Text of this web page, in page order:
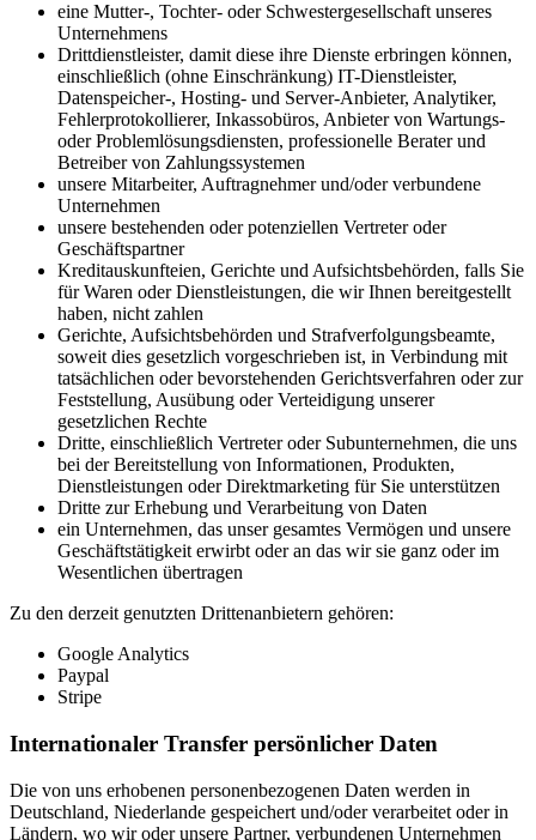
eine Mutter-, Tochter- oder Schwestergesellschaft unseres
Unternehmens
Drittdienstleister, damit diese ihre Dienste erbringen können,
einschließlich (ohne Einschränkung) IT-Dienstleister,
Datenspeicher-, Hosting- und Server-Anbieter, Analytiker,
Fehlerprotokollierer, Inkassobüros, Anbieter von Wartungs-
oder Problemlösungsdiensten, professionelle Berater und
Betreiber von Zahlungssystemen
unsere Mitarbeiter, Auftragnehmer und/oder verbundene
Unternehmen
unsere bestehenden oder potenziellen Vertreter oder
Geschäftspartner
Kreditauskunfteien, Gerichte und Aufsichtsbehörden, falls Sie
für Waren oder Dienstleistungen, die wir Ihnen bereitgestellt
haben, nicht zahlen
Gerichte, Aufsichtsbehörden und Strafverfolgungsbeamte,
soweit dies gesetzlich vorgeschrieben ist, in Verbindung mit
tatsächlichen oder bevorstehenden Gerichtsverfahren oder zur
Feststellung, Ausübung oder Verteidigung unserer
gesetzlichen Rechte
Dritte, einschließlich Vertreter oder Subunternehmen, die uns
bei der Bereitstellung von Informationen, Produkten,
Dienstleistungen oder Direktmarketing für Sie unterstützen
Dritte zur Erhebung und Verarbeitung von Daten
ein Unternehmen, das unser gesamtes Vermögen und unsere
Geschäftstätigkeit erwirbt oder an das wir sie ganz oder im
Wesentlichen übertragen
Zu den derzeit genutzten Drittenanbietern gehören:
Google Analytics
Paypal
Stripe
Internationaler Transfer persönlicher Daten
Die von uns erhobenen personenbezogenen Daten werden in
Deutschland, Niederlande gespeichert und/oder verarbeitet oder in
Ländern, wo wir oder unsere Partner, verbundenen Unternehmen